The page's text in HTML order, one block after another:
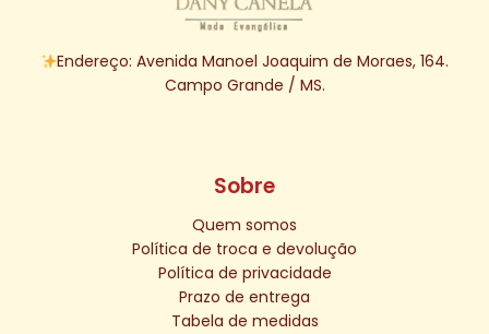
Endereço: Avenida Manoel Joaquim de Moraes, 164.
Campo Grande / MS.
Sobre
Quem somos
Política de troca e devolução
Política de privacidade
Prazo de entrega
Tabela de medidas